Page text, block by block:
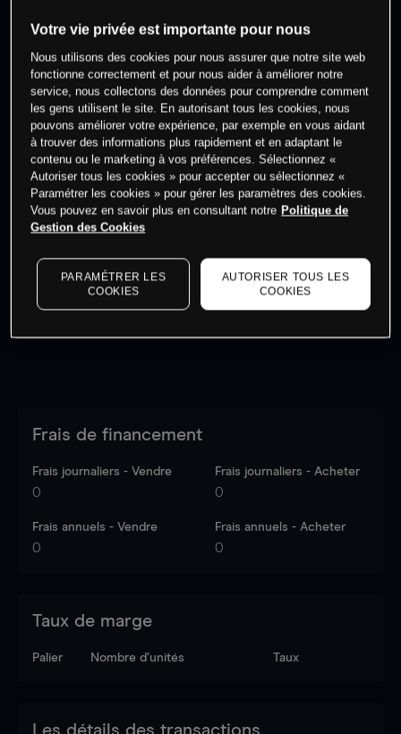
0% des clients ont une position à
cet actif
Commencez à trader
Les prix sont indicatifs.
dernières données du marché.Log into see latest
market data
Frais de financement
Frais journaliers - Vendre
0
Frais journaliers - Acheter
0
Frais annuels - Vendre
0
Frais annuels - Acheter
0
Taux de marge
Palier Nombre d’unités Taux
Les détails des transactions
Votre vie privée est importante pour nous
Nous utilisons des cookies pour nous assurer que notre site web
fonctionne correctement et pour nous aider à améliorer notre
service, nous collectons des données pour comprendre comment
les gens utilisent le site. En autorisant tous les cookies, nous
pouvons améliorer votre expérience, par exemple en vous aidant
à trouver des informations plus rapidement et en adaptant le
contenu ou le marketing à vos préférences. Sélectionnez «
Autoriser tous les cookies » pour accepter ou sélectionnez «
Paramétrer les cookies » pour gérer les paramètres des cookies.
Vous pouvez en savoir plus en consultant notre Politique de
Gestion des Cookies
PARAMÉTRER LES
COOKIES
AUTORISER TOUS LES
COOKIES